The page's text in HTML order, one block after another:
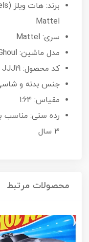
Mattel
سری: Mattel
مدل ماشین: Monster High Ghoul
کد محصول: JJJ19
جنس بدنه و
مقیاس: 1:64
رده سنی: مناسب
۳ سال
محصولات مرتبط